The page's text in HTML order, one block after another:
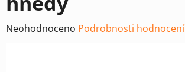
Průměrné
Neohodnoceno Podrobnosti hodnocení